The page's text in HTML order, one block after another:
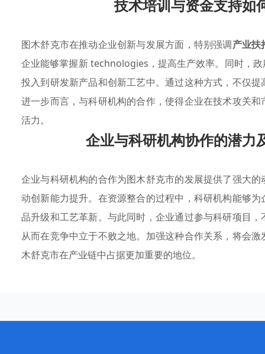
技术培训与资金支持如
图木舒克市在推动企业创新与发展方面，特别强调产业扶
企业能够掌握新 technologies，提高生产效率。同时，
投入到研发新产品和创新工艺中。通过这种方式，不仅
进一步而言，与科研机构的合作，使得企业在技术攻关
活力。
企业与科研机构协作的潜力
企业与科研机构的合作为图木舒克市的发展提供了强大的
动创新能力提升。在资源整合的过程中，科研机构能够
品升级和工艺革新。与此同时，企业通过参与科研项目
从而在竞争中立于不败之地。加强这种合作关系，将会
木舒克市在产业链中占据更加重要的地位。